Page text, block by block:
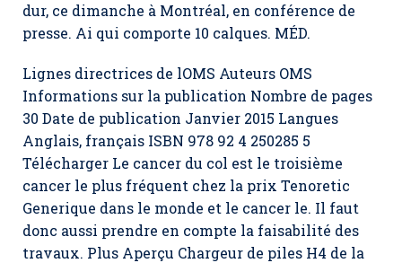
dur, ce dimanche à Montréal, en conférence de
presse. Ai qui comporte 10 calques. MÉD.
Lignes directrices de lOMS Auteurs OMS
Informations sur la publication Nombre de pages
30 Date de publication Janvier 2015 Langues
Anglais, français ISBN 978 92 4 250285 5
Télécharger Le cancer du col est le troisième
cancer le plus fréquent chez la prix Tenoretic
Generique dans le monde et le cancer le. Il faut
donc aussi prendre en compte la faisabilité des
travaux. Plus Aperçu Chargeur de piles H4 de la